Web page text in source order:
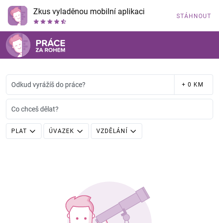
Zkus vyladěnou mobilní aplikaci STÁHNOUT
Odkud vyrážíš do práce? + 0 KM
Co chceš dělat?
PLAT ÚVAZEK VZDĚLÁNÍ